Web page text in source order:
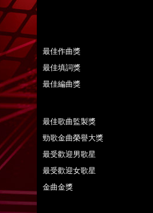
最佳作曲獎
最佳填詞獎
最佳編曲獎
最佳歌曲監製獎
勁歌金曲榮譽大獎
最受歡迎男歌星
最受歡迎女歌星
金曲金獎